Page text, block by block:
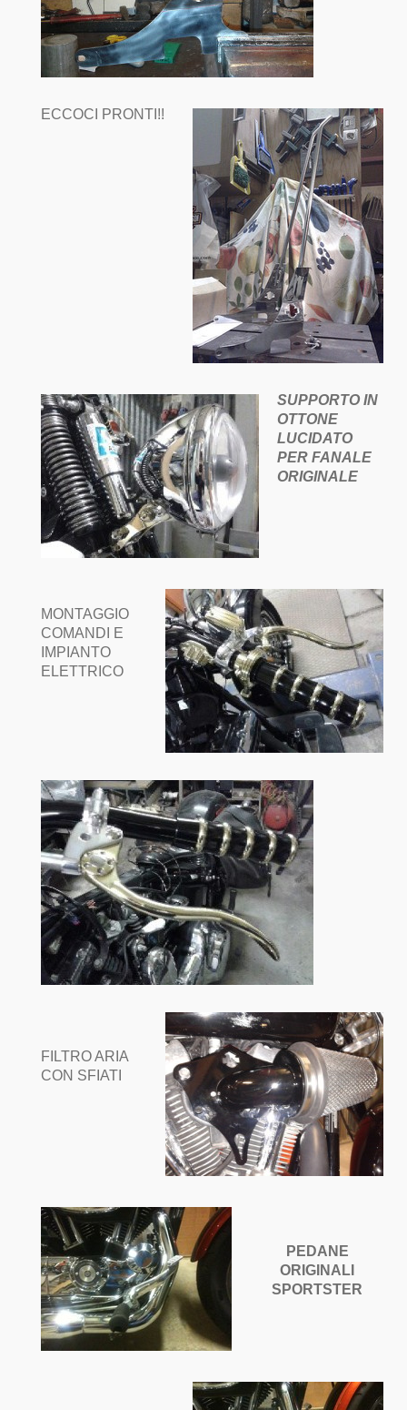
ECCOCI PRONTI!!
SUPPORTO IN
OTTONE
LUCIDATO
PER FANALE
ORIGINALE
MONTAGGIO
COMANDI E
IMPIANTO
ELETTRICO
FILTRO ARIA
CON SFIATI
PEDANE
ORIGINALI
SPORTSTER